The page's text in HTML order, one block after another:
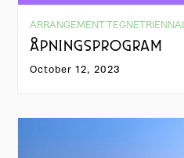
ARRANGEMENT
ÅPNINGSPROGRAM
October 12, 2023